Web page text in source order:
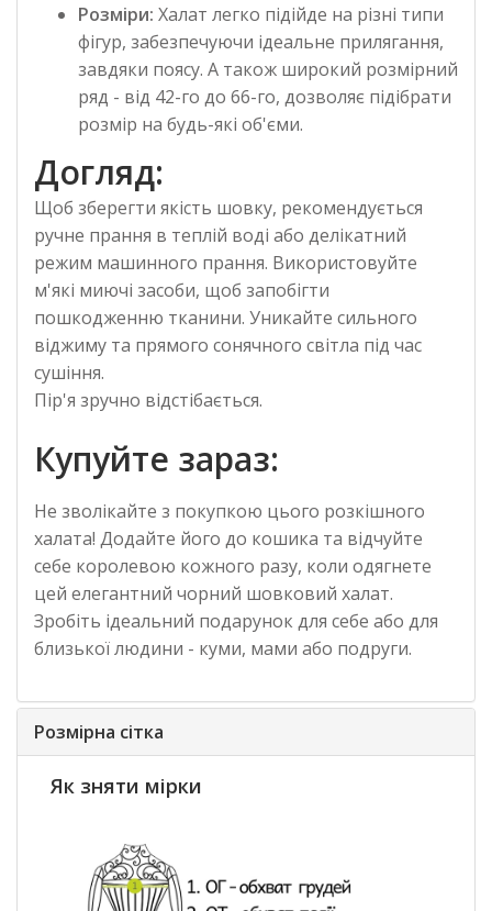
Розміри: Халат легко підійде на різні типи
фігур, забезпечуючи ідеальне прилягання,
завдяки поясу. А також широкий розмірний
ряд - від 42-го до 66-го, дозволяє підібрати
розмір на будь-які об'єми.
Догляд:
Щоб зберегти якість шовку, рекомендується
ручне прання в теплій воді або делікатний
режим машинного прання. Використовуйте
м'які миючі засоби, щоб запобігти
пошкодженню тканини. Уникайте сильного
віджиму та прямого сонячного світла під час
сушіння.
Пір'я зручно відстібається.
Купуйте зараз:
Не зволікайте з покупкою цього розкішного
халата! Додайте його до кошика та відчуйте
себе королевою кожного разу, коли одягнете
цей елегантний чорний шовковий халат.
Зробіть ідеальний подарунок для себе або для
близької людини - куми, мами або подруги.
Розмірна сітка
Як зняти мірки